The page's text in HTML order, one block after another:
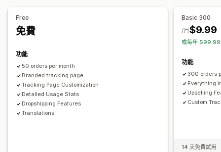
Free
免費
功能
50 orders per month
Branded tracking page
Tracking Page Customization
Detailed Usage Stats
Dropshipping Features
Translations
Basic 300
$9.99
/月
或每年 $99.99
功能
300 orders
Everything
Upselling
Custom
14 天免費試用